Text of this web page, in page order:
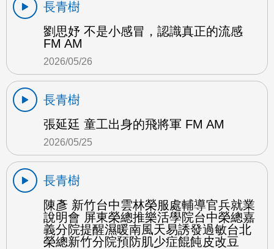
長青樹
劉思妤 不是小感冒，認識真正的流感
FM AM
2026/05/26
長青樹
張延廷 童工出身的飛將軍 FM AM
2026/05/25
長青樹
陳彥 新竹台中雲林榮服處輔導官兵就業
說明會 屏東榮總推樂活學院台中榮總嘉
義分院提醒濕暖南風天易誘發過敏台北
榮總新竹分院預防肌少症餛飩皮改豆